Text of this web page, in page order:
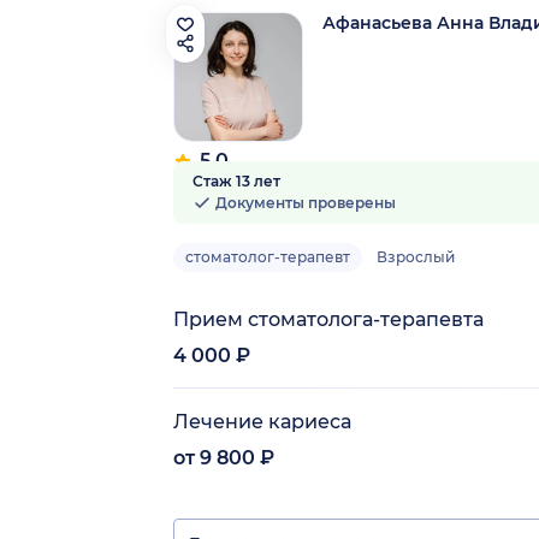
5.0
2 отзыва
Афанасьева Анна
Стаж 13 лет
Документы проверены
стоматолог-терапевт Взрослый
Прием стоматолога-терапевта
4 000 ₽
Лечение кариеса
от 9 800 ₽